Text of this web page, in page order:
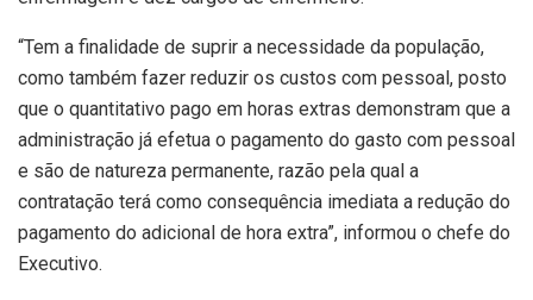
“Tem a finalidade de suprir a necessidade da população,
como também fazer reduzir os custos com pessoal, posto
que o quantitativo pago em horas extras demonstram que a
administração já efetua o pagamento do gasto com pessoal
e são de natureza permanente, razão pela qual a
contratação terá como consequência imediata a redução do
pagamento do adicional de hora extra”, informou o chefe do
Executivo.